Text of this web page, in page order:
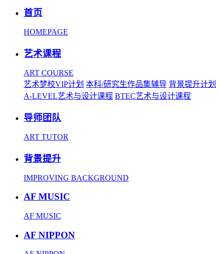
首页
HOMEPAGE
艺术课程
ART COURSE
艺术梦校VIP计划 本科/研究生作品集辅导 背景提升计划
A-LEVEL艺术与设计课程 BTEC艺术与设计课程
导师团队
ART TUTOR
背景提升
IMPROVING BACKGROUND
AF MUSIC
AF MUSIC
AF NIPPON